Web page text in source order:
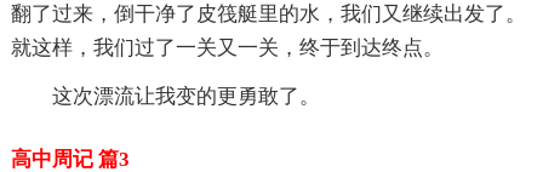
翻了过来，倒干净了皮筏艇里的水，我们又继续出发了。
就这样，我们过了一关又一关，终于到达终点。
这次漂流让我变的更勇敢了。
高中周记 篇3